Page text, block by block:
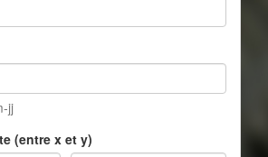
jj
(entre x et y)